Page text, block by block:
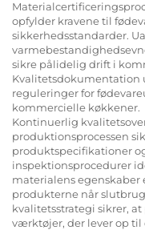
opfylder kravene til
sikkerhedsstandarder.
sikre pålidelig drift i
Kvalitetsdokumentation
reguleringer for
kommercielle køkkener.
Kontinuerlig
produktionsprocessen
produktspecifikationer
inspektionsprocedurer
materialens
produkterne når
kvalitetsstrategi sikrer,
værktøjer, der lever op til